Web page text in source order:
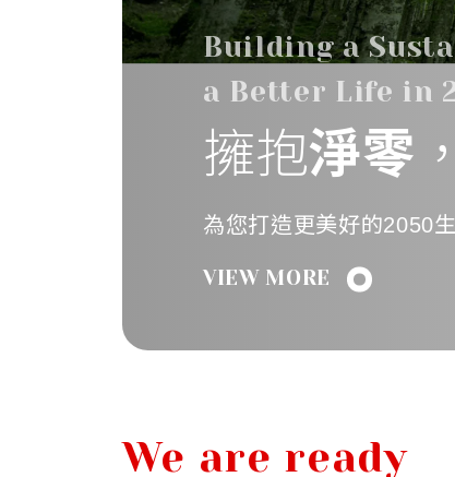
Building a
a Better Life in
擁抱淨零
為您打造更美好的2050
VIEW MORE
We are ready